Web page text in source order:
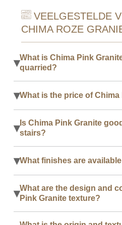
VEELGESTELDE
CHIMA ROZE
▾What is Chima Pink
quarried?
▾What is the price of
▾ Is Chima Pink Granite
stairs?
▾What finishes are
▾What are the design and
Pink Granite texture?